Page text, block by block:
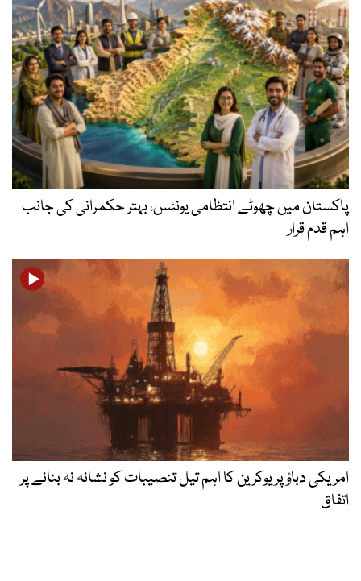
پاکستان میں چھوٹے انتظامی یونٹس، بہتر حکمرانی کی جانب
اہم قدم قرار
امریکی دباؤ پر یوکرین کا اہم تیل تنصیبات کو نشانہ نہ بنانے پر
اتفاق